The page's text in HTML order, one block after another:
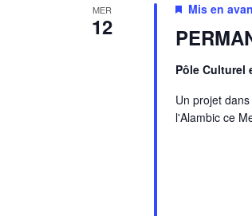
MER
12
Mis en
Pôle Culturel
Un projet
l'Alambic ce